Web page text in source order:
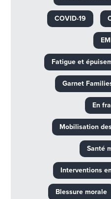
COVID-19
Fatigue et
Garnet
En
Mobilisation
Santé
Interventions
Blessure morale